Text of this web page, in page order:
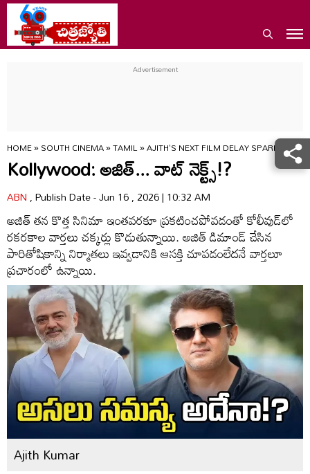
HOME»SOUTH CINEMA»TAMIL»AJITH'S NEXT FILM DELAY SPARKS
Kollywood: అజిత్‌... వాట్ నెక్ట్స్!?
ABN, Publish Date - Jun 16 , 2026 | 10:32 AM
అజిత్‌ తన కొత్త సినిమా ఇంతవరకూ ప్రకటించపోవడంతో కోలీవుడ్‌లో
రకరకాల వార్తలు చక్కర్లు కొడుతున్నాయి. అజిత్‌ డిమాండ్‌ చేసిన
పారితోషికాన్ని నిర్మాతలు ఇవ్వడానికి ఆసక్తి చూపడంలేదనే వార్తలూ
ప్రచారంలో ఉన్నాయి.
Ajith Kumar